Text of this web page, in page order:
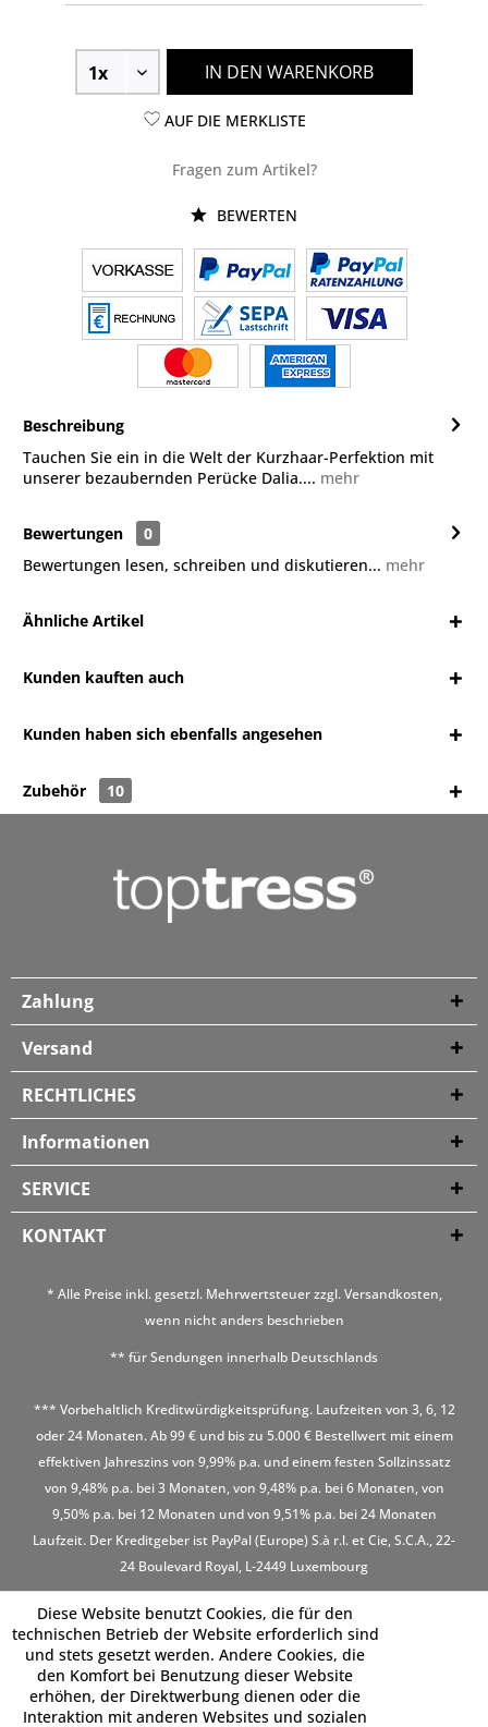
IN DEN WARENKORB
AUF DIE MERKLISTE
Fragen zum Artikel?
BEWERTEN
Beschreibung
Tauchen Sie ein in die Welt der Kurzhaar-Perfektion mit
unserer bezaubernden Perücke Dalia.... mehr
Bewertungen
0
Bewertungen lesen, schreiben und diskutieren... mehr
Ähnliche Artikel
Kunden kauften auch
Kunden haben sich ebenfalls angesehen
Zubehör 10
Zahlung
Versand
RECHTLICHES
Informationen
SERVICE
KONTAKT
* Alle Preise inkl. gesetzl. Mehrwertsteuer zzgl.Versandkosten,
wenn nicht anders beschrieben
** für Sendungen innerhalb Deutschlands
*** Vorbehaltlich Kreditwürdigkeitsprüfung. Laufzeiten von 3, 6, 12
oder 24 Monaten. Ab 99 € und bis zu 5.000 € Bestellwert mit einem
effektiven Jahreszins von 9,99% p.a. und einem festen Sollzinssatz
von 9,48% p.a. bei 3 Monaten, von 9,48% p.a. bei 6 Monaten, von
9,50% p.a. bei 12 Monaten und von 9,51% p.a. bei 24 Monaten
Laufzeit. Der Kreditgeber ist PayPal (Europe) S.à r.l. et Cie, S.C.A., 22-
24 Boulevard Royal, L-2449 Luxembourg
Diese Website benutzt Cookies, die für den
technischen Betrieb der Website erforderlich sind
und stets gesetzt werden. Andere Cookies, die
den Komfort bei Benutzung dieser Website
erhöhen, der Direktwerbung dienen oder die
Interaktion mit anderen Websites und sozialen